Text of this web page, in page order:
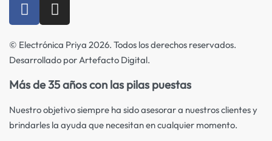
© Electrónica Priya 2026. Todos los derechos reservados.
Desarrollado por Artefacto Digital.
Más de 35 años con las pilas puestas
Nuestro objetivo siempre ha sido asesorar a nuestros clientes y
brindarles la ayuda que necesitan en cualquier momento.